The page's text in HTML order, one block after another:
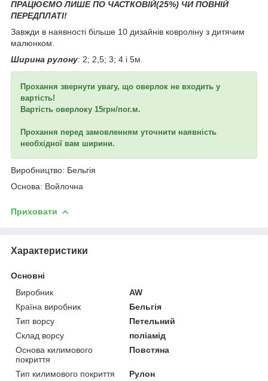
ПРАЦЮЄМО ЛИШЕ ПО ЧАСТКОВІЙ(25%) ЧИ ПОВНІЙ
ПЕРЕДПЛАТІ!
Завжди в наявності більше 10 дизайнів ковроліну з дитячим
малюнком.
Ширина рулону: 2; 2,5; 3; 4 і 5м.
Прохання звернути увагу, що оверлок не входить у
вартість!
Вартість оверлоку 15грн/пог.м.
Прохання перед замовленням уточнити наявність
необхідної вам ширини.
Виробництво: Бельгія
Основа: Войлочна
Приховати
Характеристики
Основні
Виробник
AW
Країна виробник
Бельгія
Тип ворсу
Петельний
Склад ворсу
поліамід
Основа килимового
покриття
Повстяна
Тип килимового покриття Рулон